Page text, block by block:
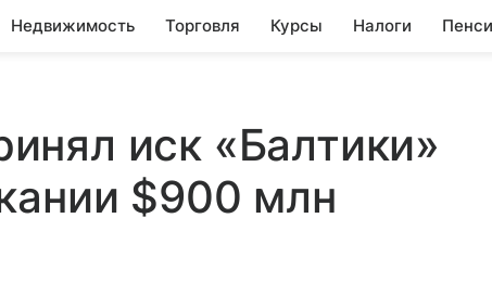
Недвижимость Торговля Курсы Налоги
иск «Балтики»
$900 млн